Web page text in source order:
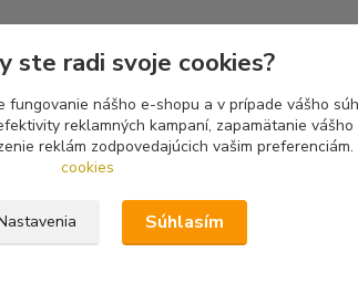
ste radi svoje cookies?
fungovanie nášho e-shopu a v prípade vášho
reklamných kampaní, zapamätanie
reklám zodpovedajúcich vašim preferenciám.
cookies
Súhlasím